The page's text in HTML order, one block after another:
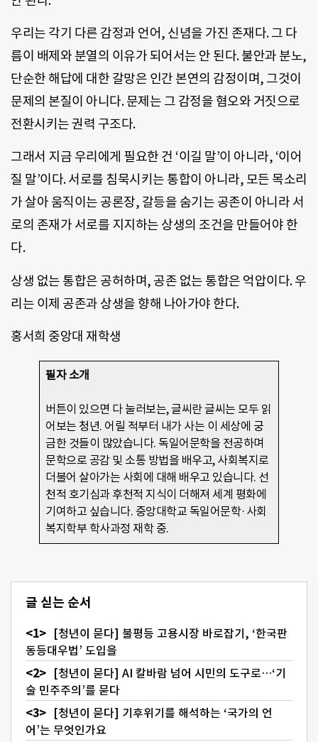
우리는 각기 다른 감정과 언어, 신념을 가진 존재다. 그 다
름이 배제와 분열의 이유가 되어서는 안 된다. 불안과 분노,
단순한 해답에 대한 갈망은 인간 본연의 감정이며, 그것이
문제의 본질이 아니다. 문제는 그 감정을 혐오와 거짓으로
전환시키는 권력 구조다.
그래서 지금 우리에게 필요한 건 ‘이길 말’이 아니라, ‘이어
질 말’이다. 서로를 침묵시키는 통합이 아니라, 모든 목소리
가 살아 움직이는 공론장, 갈등을 숨기는 공존이 아니라 서
로의 존재가 서로를 지지하는 상생의 조건을 만들어야 한
다.
상생 없는 통합은 공허하며, 공존 없는 통합은 억압이다. 우
리는 이제 공존과 상생을 향해 나아가야 한다.
홍서희 중앙대 재학생
필자 소개
버튼이 있으면 다 눌러보는, 글씨란 글씨는 모두 읽
어보는 청년. 어릴 적부터 내가 사는 이 세상에 궁
금한 것들이 많았습니다. 독일어문학을 전공하며
문학으로 공감 및 소통 방법을 배우고, 사회복지로
더불어 살아가는 사회에 대해 배우고 있습니다. 선
천적 호기심과 후천적 지식이 더해져 세계 평화에
기여하고 싶습니다. 중앙대학교 독일어문학·사회
복지학부 학사과정 재학 중.
글 싣는 순서
[청년이 묻다] 불평등 고용시장 바로잡기, ‘한국판
동등대우법’ 도입을
[청년이 묻다] AI 칼바람 넘어 시민의 도구로…‘기
술 민주주의’를 묻다
[청년이 묻다] 기후위기를 해석하는 ‘국가의 언
어’는 무엇인가요